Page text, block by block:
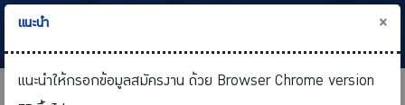
แนะนำ ×
แนะนำให้กรอกข้อมูลสมัครงาน ด้วย Browser Chrome version